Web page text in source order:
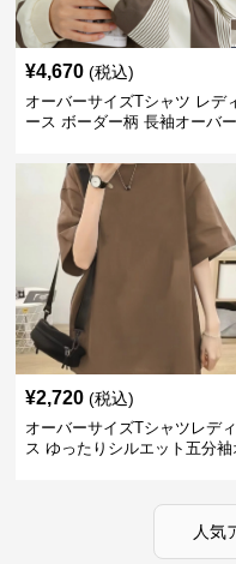
¥4,670 (税込)
オーバーサイズTシャツ レデ
ース ボーダー柄 長袖オーバ
¥2,720 (税込)
オーバーサイズTシャツレデ
ス ゆったりシルエット五分袖
人気